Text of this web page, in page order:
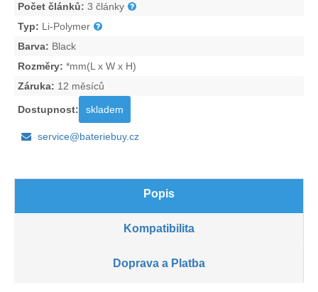
Počet článků: 3 články
Typ: Li-Polymer
Barva: Black
Rozměry: *mm(L x W x H)
Záruka: 12 měsíců
Dostupnost: skladem
service@bateriebuy.cz
Popis
Kompatibilita
Doprava a Platba